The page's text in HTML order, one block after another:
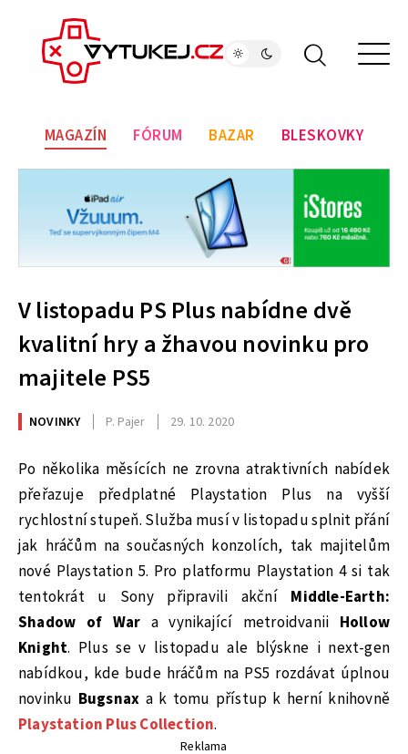
MAGAZÍN FÓRUM BAZAR BLESKOVKY
V listopadu PS Plus nabídne dvě
kvalitní hry a žhavou novinku pro
majitele PS5
NOVINKY P. Pajer 29. 10. 2020
Po několika měsících ne zrovna atraktivních nabídek
přeřazuje předplatné Playstation Plus na vyšší
rychlostní stupeň. Služba musí v listopadu splnit přání
jak hráčům na současných konzolích, tak majitelům
nové Playstation 5. Pro platformu Playstation 4 si tak
tentokrát u Sony připravili akční Middle-Earth:
Shadow of War a vynikající metroidvanii Hollow
Knight. Plus se v listopadu ale blýskne i next-gen
nabídkou, kde bude hráčům na PS5 rozdávat úplnou
novinku Bugsnax a k tomu přístup k herní knihovně
Playstation Plus Collection.
Reklama